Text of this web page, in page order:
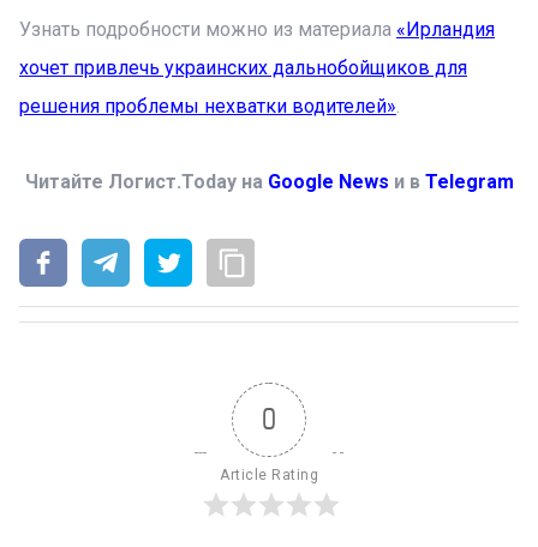
Узнать подробности можно из материала «Ирландия
хочет привлечь украинских дальнобойщиков для
решения проблемы нехватки водителей».
Читайте Логист.Today на Google News и в Telegram
0
Article Rating